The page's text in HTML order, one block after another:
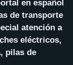
en español
de transporte
atención a
eléctricos,
pilas de